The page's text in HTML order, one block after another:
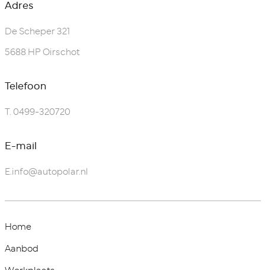
Adres
De Scheper 321
5688 HP Oirschot
Telefoon
T. 0499-320720
E-mail
E.info@autopolar.nl
Home
Aanbod